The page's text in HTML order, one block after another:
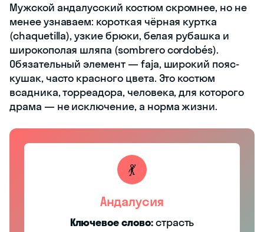
Мужской андалусский костюм скромнее, но не
менее узнаваем: короткая чёрная куртка
(chaquetilla), узкие брюки, белая рубашка и
широкополая шляпа (sombrero cordobés).
Обязательный элемент — faja, широкий пояс-
кушак, часто красного цвета. Это костюм
всадника, торреадора, человека, для которого
драма — не исключение, а норма жизни.
💃
Андалусия
Ключевое слово:страсть